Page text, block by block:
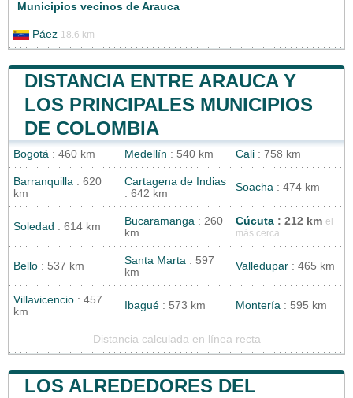
Municipios vecinos de Arauca
Páez 18.6 km
DISTANCIA ENTRE ARAUCA Y
LOS PRINCIPALES MUNICIPIOS
DE COLOMBIA
Bogotá : 460 km Medellín : 540 km Cali : 758 km
Barranquilla : 620
km
Cartagena de Indias
: 642 km
Soacha : 474 km
Soledad : 614 km Bucaramanga : 260
km
Cúcuta : 212 km el
más cerca
Bello : 537 km Santa Marta : 597
km
Valledupar : 465 km
Villavicencio : 457
km
Ibagué : 573 km Montería : 595 km
Distancia calculada en línea recta
LOS ALREDEDORES DEL